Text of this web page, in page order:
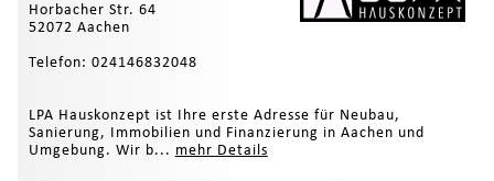
Horbacher Str. 64
52072 Aachen
Telefon: 024146832048
LPA Hauskonzept ist Ihre erste Adresse für Neubau,
Sanierung, Immobilien und Finanzierung in Aachen und
Umgebung. Wir b... mehr Details